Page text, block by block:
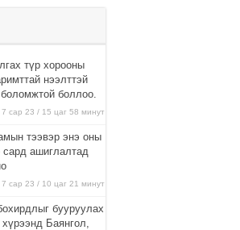
түр хорооны
нээлттэй
боллоо.
сар 23 / 15 цаг 58 минут
тээвэр энэ оны
сард ашиглалтад
сар 23 / 10 цаг 21 минут
бууруулах
Баянгол,